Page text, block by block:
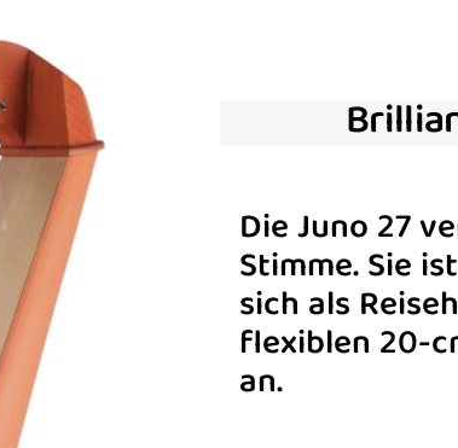
Die Juno 27
Stimme. Sie
sich als
flexiblen 20-
an.